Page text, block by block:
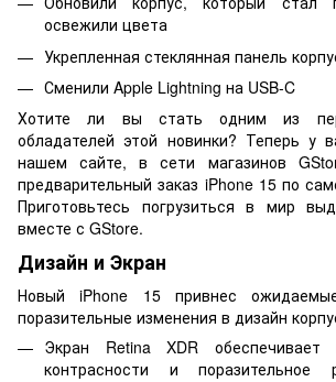
освежили цвета
Укрепленная стеклянная панель
Сменили Apple Lightning на USB-C
Хотите ли вы стать одним из
обладателей этой новинки? Теперь у
нашем сайте, в сети магазинов
предварительный заказ iPhone 15 по
Приготовьтесь погрузиться в мир
вместе с GStore.
Дизайн и Экран
Новый iPhone 15 привнес
поразительные изменения в дизайн
Экран Retina XDR обеспечивает
контрасности и поразительное